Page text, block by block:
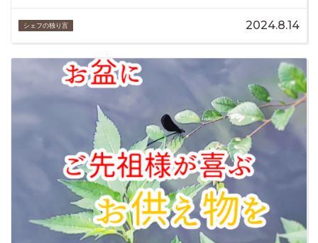
シェフの独り言 2024.8.14